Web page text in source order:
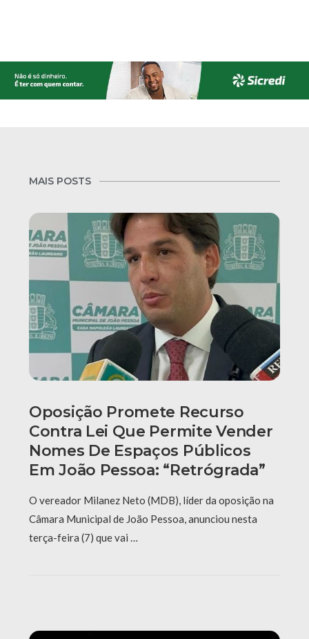
MAIS POSTS
Oposição Promete Recurso
Contra Lei Que Permite Vender
Nomes De Espaços Públicos
Em João Pessoa: “Retrógrada”
O vereador Milanez Neto (MDB), líder da oposição na
Câmara Municipal de João Pessoa, anunciou nesta
terça-feira (7) que vai …